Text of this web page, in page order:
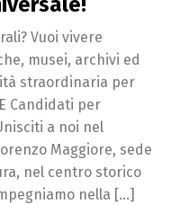
Vuoi vivere
musei, archivi ed
straordinaria per
Candidati per
a noi nel
Maggiore, sede
nel centro storico
nella […]